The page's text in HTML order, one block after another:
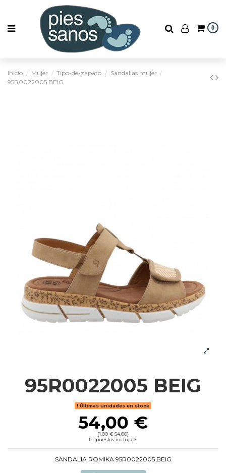
0
Inicio Mujer Tipo-de-zapato
Sandalias mujer
95R0022005 BEIG
95R0022005 BEIG
Últimas unidades en stock
54,00 €
(1,00 € 54.00)
Impuestos incluidos
SANDALIA ROMIKA 95R0022005 BEIG